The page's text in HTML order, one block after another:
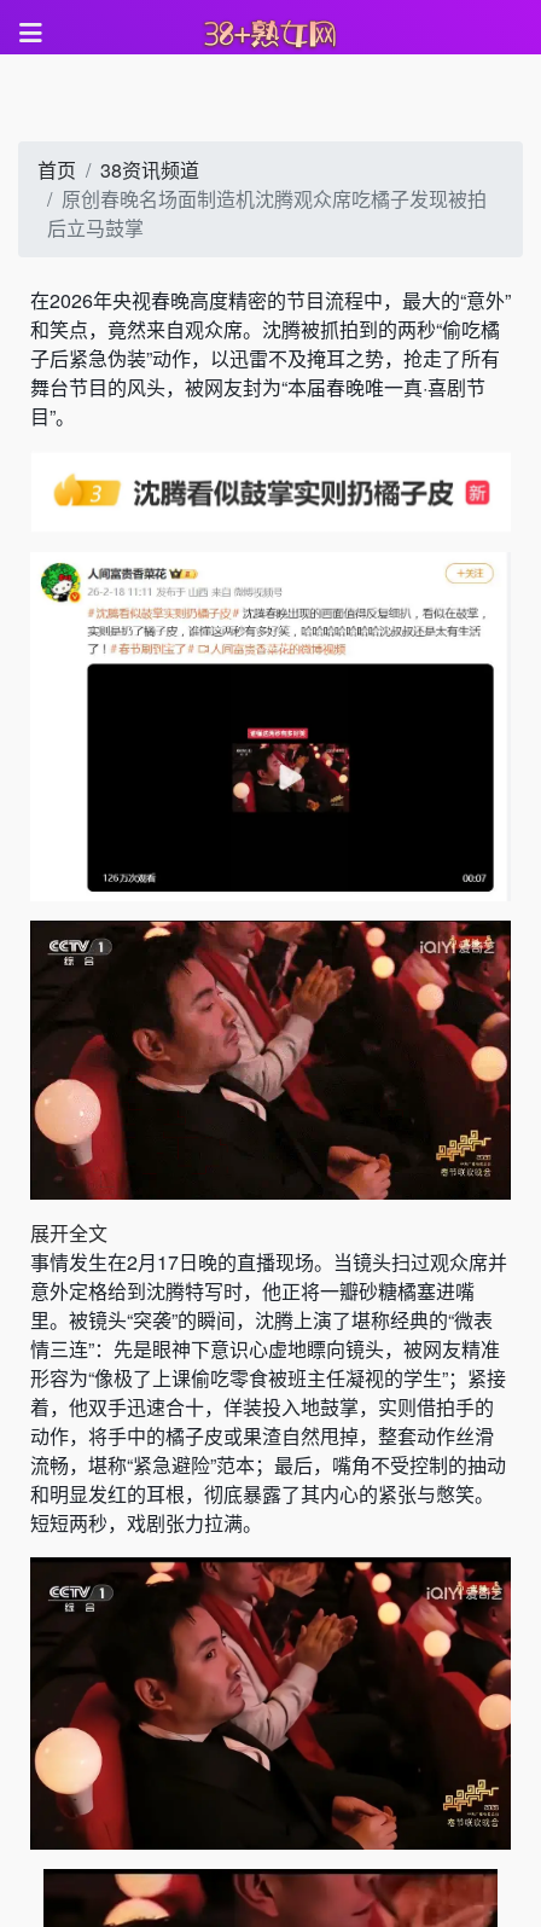
首页
38资讯频道
原创春晚名场面制造机沈腾观众席吃橘子发现被拍
后立马鼓掌
在2026年央视春晚高度精密的节目流程中，最大的“意外”
和笑点，竟然来自观众席。沈腾被抓拍到的两秒“偷吃橘
子后紧急伪装”动作，以迅雷不及掩耳之势，抢走了所有
舞台节目的风头，被网友封为“本届春晚唯一真·喜剧节
目”。
展开全文
事情发生在2月17日晚的直播现场。当镜头扫过观众席并
意外定格给到沈腾特写时，他正将一瓣砂糖橘塞进嘴
里。被镜头“突袭”的瞬间，沈腾上演了堪称经典的“微表
情三连”：先是眼神下意识心虚地瞟向镜头，被网友精准
形容为“像极了上课偷吃零食被班主任凝视的学生”；紧接
着，他双手迅速合十，佯装投入地鼓掌，实则借拍手的
动作，将手中的橘子皮或果渣自然甩掉，整套动作丝滑
流畅，堪称“紧急避险”范本；最后，嘴角不受控制的抽动
和明显发红的耳根，彻底暴露了其内心的紧张与憋笑。
短短两秒，戏剧张力拉满。